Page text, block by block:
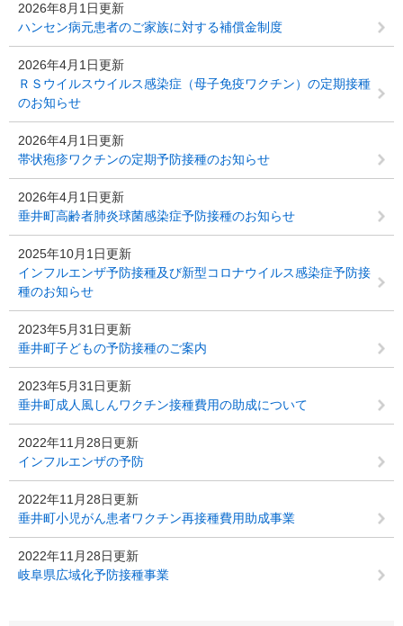
2026年8月1日更新
ハンセン病元患者のご家族に対する補償金制度
2026年4月1日更新
ＲＳウイルスウイルス感染症（母子免疫ワクチン）の定期接種
のお知らせ
2026年4月1日更新
帯状疱疹ワクチンの定期予防接種のお知らせ
2026年4月1日更新
垂井町高齢者肺炎球菌感染症予防接種のお知らせ
2025年10月1日更新
インフルエンザ予防接種及び新型コロナウイルス感染症予防接
種のお知らせ
2023年5月31日更新
垂井町子どもの予防接種のご案内
2023年5月31日更新
垂井町成人風しんワクチン接種費用の助成について
2022年11月28日更新
インフルエンザの予防
2022年11月28日更新
垂井町小児がん患者ワクチン再接種費用助成事業
2022年11月28日更新
岐阜県広域化予防接種事業